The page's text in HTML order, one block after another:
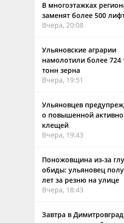
В многоэтажках
заменят более 500
Вчера, 20:08
Ульяновские аграрии
намолотили более 724
тонн зерна
Вчера, 19:51
Ульяновцев
о повышенной
клещей
Вчера, 19:43
Поножовщина из-за
обиды: ульяновец
лет за резню на улице
Вчера, 18:43
Завтра в